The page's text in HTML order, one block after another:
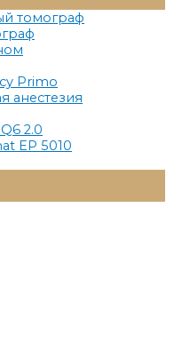
Меню
томограф
Primo
анестезия
2.0
EP 5010
Меню